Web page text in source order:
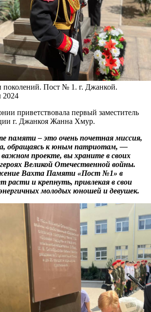
поколений. Пост № 1. г. Джанкой.
2024
приветствовала первый заместитель
г. Джанкоя Жанна Хмур.
памяти – это очень почетная миссия,
обращаясь к юным патриотам, —
проекте, вы храните в своих
Великой Отечественной войны.
Вахта Памяти «Пост №1» в
расти и крепнуть, привлекая в свои
молодых юношей и девушек.